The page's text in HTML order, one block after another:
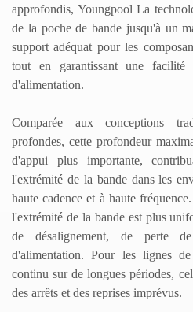
approfondis, YoungpoolLa
de la poche de bande jusqu'à un
support adéquat pour les
tout en garantissant une
d'alimentation.
Comparée aux conceptions
profondes, cette profondeur
d'appui plus importante,
l'extrémité de la bande dans les
haute cadence et à haute
l'extrémité de la bande est plus
de désalignement, de perte
d'alimentation. Pour les lignes
continu sur de longues périodes,
des arrêts et des reprises imprévus.